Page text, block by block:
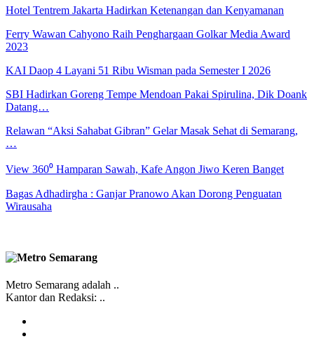
Hotel Tentrem Jakarta Hadirkan Ketenangan dan Kenyamanan
Ferry Wawan Cahyono Raih Penghargaan Golkar Media Award
2023
KAI Daop 4 Layani 51 Ribu Wisman pada Semester I 2026
SBI Hadirkan Goreng Tempe Mendoan Pakai Spirulina, Dik Doank
Datang…
Relawan “Aksi Sahabat Gibran” Gelar Masak Sehat di Semarang,
…
View 360⁰ Hamparan Sawah, Kafe Angon Jiwo Keren Banget
Bagas Adhadirgha : Ganjar Pranowo Akan Dorong Penguatan
Wirausaha
Metro Semarang adalah ..
Kantor dan Redaksi: ..